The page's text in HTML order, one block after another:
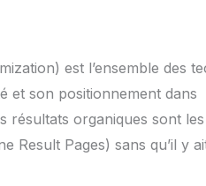
est l’ensemble des
et son positionnement dans
résultats organiques sont les
Result Pages) sans qu’il y